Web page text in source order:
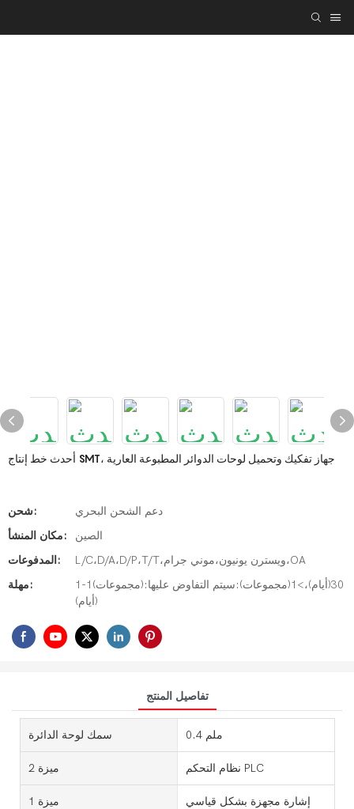
أحدث خط إنتاج SMT، جهاز تفكيك وتحميل لوحات الدوائر المطبوعة العارية
شحن:
دعم الشحن البحري
مكان المنشأ:
الصين
المدفوعات:
L/C،D/A،D/P،T/T،ويسترن يونيون،موني جرام،OA
مهلة:
1-1(مجموعات):30(أيام)،>1(مجموعات):سيتم التفاوض عليها
(أيام)
تفاصيل المنتج
سمك لوحة الدائرة 0.4 ملم
ميزة 2 نظام التحكم PLC
ميزة 1 إشارة مجهزة بشكل قياسي